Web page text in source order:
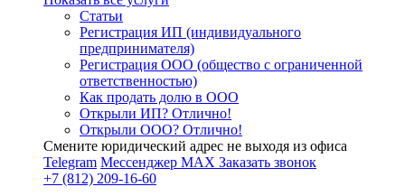
Статьи
Регистрация ИП (индивидуального
предпринимателя)
Регистрация ООО (общество с ограниченной
ответственностью)
Как продать долю в ООО
Открыли ИП? Отлично!
Открыли ООО? Отлично!
Смените юридический адрес не выходя из офиса
Telegram Мессенджер MAX Заказать звонок
+7 (812) 209-16-60